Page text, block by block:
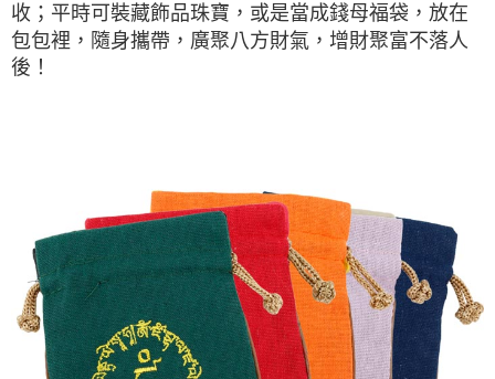
收；平時可裝藏飾品珠寶，或是當成錢母福袋，放在
包包裡，隨身攜帶，廣聚八方財氣，增財聚富不落人
後！